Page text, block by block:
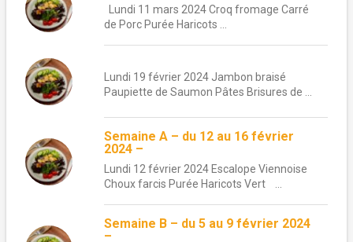
Lundi 11 mars 2024 Croq fromage Carré
de Porc Purée Haricots ...
Lundi 19 février 2024 Jambon braisé
Paupiette de Saumon Pâtes Brisures de ...
Semaine A – du 12 au 16 février
2024 –
Lundi 12 février 2024 Escalope Viennoise
Choux farcis Purée Haricots Vert ...
Semaine B – du 5 au 9 février 2024
–